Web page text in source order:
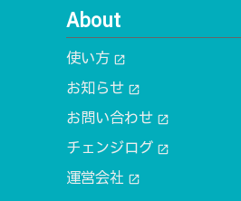
About
使い方 open_in_new
お知らせ open_in_new
お問い合わせ open_in_new
チェンジログ open_in_new
運営会社 open_in_new